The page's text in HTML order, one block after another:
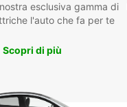
esclusiva gamma di
l'auto che fa per te
Scopri di più